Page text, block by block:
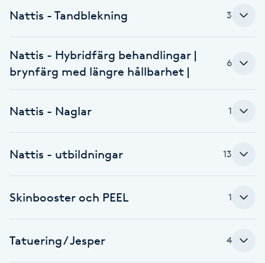
Fotsvamp
Fransar
Fransborttagning
Fransförlängning
Fransförlängning Volym
Nattis - Tandblekning 3
Nattis - Hybridfärg behandlingar |
brynfärg med längre hållbarhet |
6
Nattis - Naglar 1
Nattis - utbildningar 13
Skinbooster och PEEL 1
Tatuering / Jesper 4